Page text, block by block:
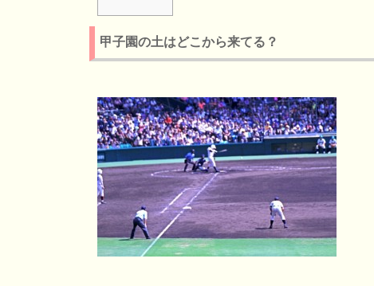
甲子園の土はどこから来てる？